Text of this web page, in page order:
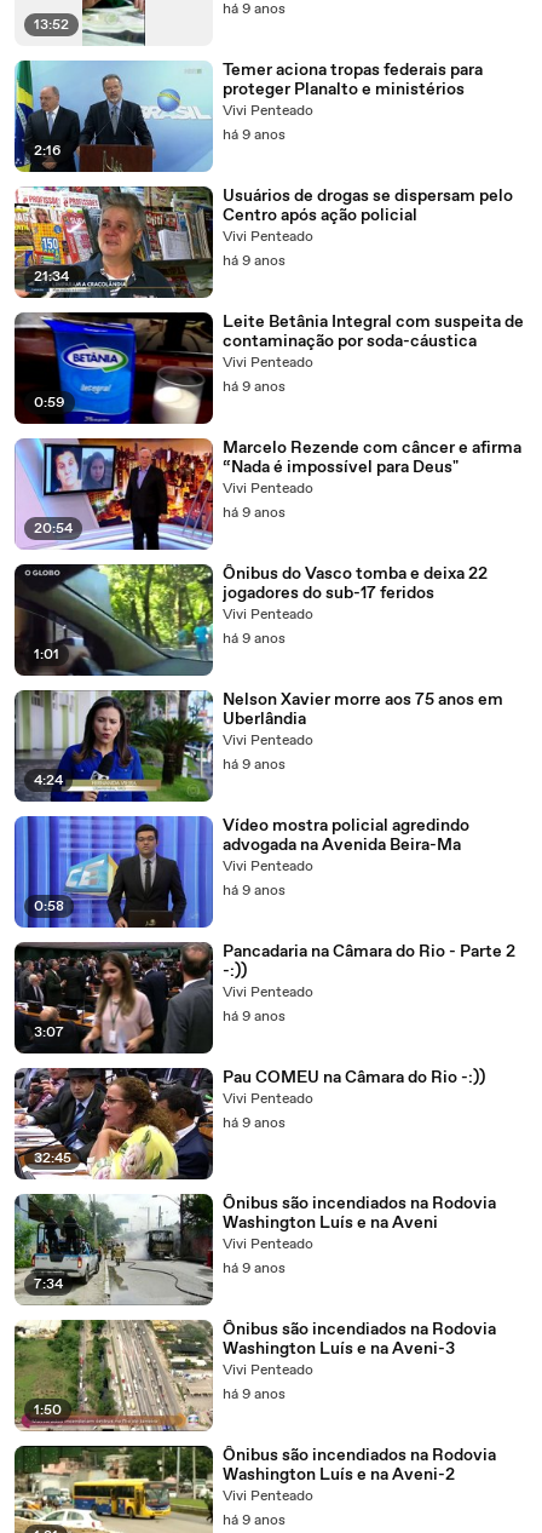
13:52
há 9 anos
2:16
Temer aciona tropas federais para
proteger Planalto e ministérios
Vivi Penteado
há 9 anos
21:34
Usuários de drogas se dispersam pelo
Centro após ação policial
Vivi Penteado
há 9 anos
0:59
Leite Betânia Integral com suspeita de
contaminação por soda-cáustica
Vivi Penteado
há 9 anos
20:54
Marcelo Rezende com câncer e afirma
“Nada é impossível para Deus"
Vivi Penteado
há 9 anos
1:01
Ônibus do Vasco tomba e deixa 22
jogadores do sub-17 feridos
Vivi Penteado
há 9 anos
4:24
Nelson Xavier morre aos 75 anos em
Uberlândia
Vivi Penteado
há 9 anos
0:58
Vídeo mostra policial agredindo
advogada na Avenida Beira-Ma
Vivi Penteado
há 9 anos
3:07
Pancadaria na Câmara do Rio - Parte 2
-:))
Vivi Penteado
há 9 anos
32:45
Pau COMEU na Câmara do Rio -:))
Vivi Penteado
há 9 anos
7:34
Ônibus são incendiados na Rodovia
Washington Luís e na Aveni
Vivi Penteado
há 9 anos
1:50
Ônibus são incendiados na Rodovia
Washington Luís e na Aveni-3
Vivi Penteado
há 9 anos
Ônibus são incendiados na Rodovia
Washington Luís e na Aveni-2
Vivi Penteado
há 9 anos